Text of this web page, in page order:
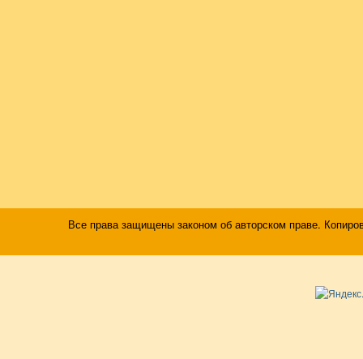
Все права защищены законом об авторском праве.